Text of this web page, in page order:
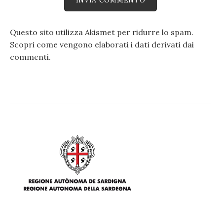
Questo sito utilizza Akismet per ridurre lo spam.
Scopri come vengono elaborati i dati derivati dai
commenti.